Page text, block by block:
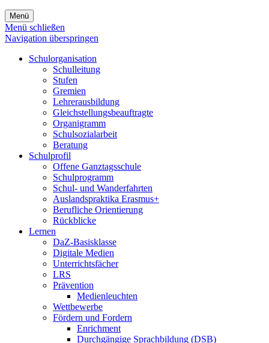
Menü
Menü schließen
Navigation überspringen
Schulorganisation
Schulleitung
Stufen
Gremien
Lehrerausbildung
Gleichstellungsbeauftragte
Organigramm
Schulsozialarbeit
Beratung
Schulprofil
Offene Ganztagsschule
Schulprogramm
Schul- und Wanderfahrten
Auslandspraktika Erasmus+
Berufliche Orientierung
Rückblicke
Lernen
DaZ-Basisklasse
Digitale Medien
Unterrichtsfächer
LRS
Prävention
Medienleuchten
Wettbewerbe
Fördern und Fordern
Enrichment
Durchgängige Sprachbildung (DSB)